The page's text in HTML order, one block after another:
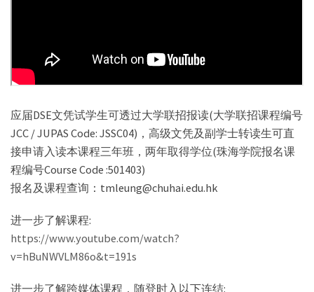
应届DSE文凭试学生可透过大学联招报读(大学联招课程编号
JCC / JUPAS Code: JSSC04)，高级文凭及副学士转读生可直
接申请入读本课程三年班，两年取得学位(珠海学院报名课
程编号Course Code :501403)
报名及课程查询：tmleung@chuhai.edu.hk
进一步了解课程:
https://www.youtube.com/watch?
v=hBuNWVLM86o&t=191s
进一步了解跨媒体课程，随登时入以下连结: